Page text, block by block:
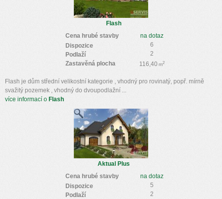
Flash
na dotaz
Cena hrubé stavby
6
Dispozice
2
Podlaží
116,40 m2
Zastavěná plocha
Flash je dům střední velikostní kategorie , vhodný pro rovinatý, popř. mírně
svažitý pozemek , vhodný do dvoupodlažní ...
více informací o Flash
Aktual Plus
na dotaz
Cena hrubé stavby
5
Dispozice
2
Podlaží